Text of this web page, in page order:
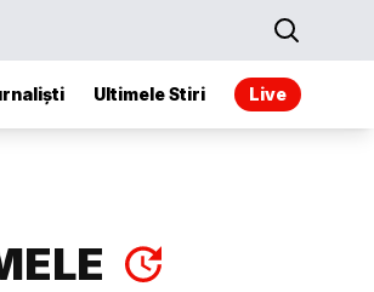
Ultimele Stiri Live